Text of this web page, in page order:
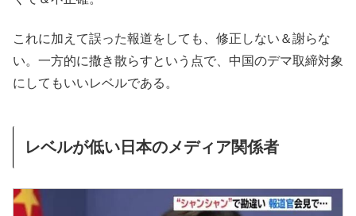
これに加えて誤った報道をしても、修正しない＆謝らな
い。一方的に撒き散らすという点で、中国のデマ取締対象
にしてもいいレベルである。
レベルが低い日本のメディア関係者